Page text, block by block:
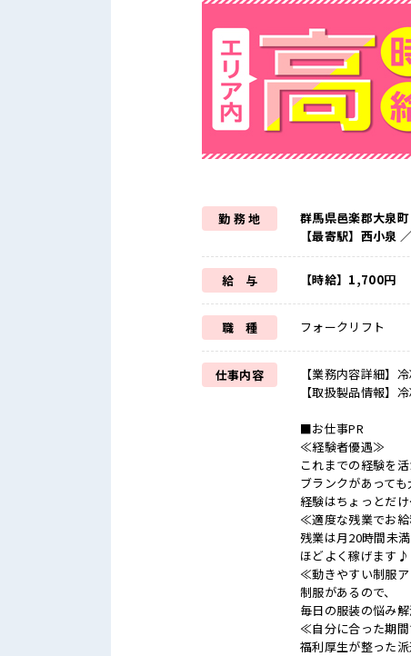
ログイン
勤 務 地
群馬県邑楽郡大泉町
【最寄駅】西小泉
給 与 【時給】1,700円
職 種 フォークリフト
仕事内容
【業務内容詳細】
【取扱製品情報】
■お仕事PR
≪経験者優遇≫
これまでの経験を
ブランクがあって
経験はちょっとだ
≪適度な残業でお
残業は月20時間未満
ほどよく稼げます♪
≪動きやすい制服
制服があるので、
毎日の服装の悩み
≪自分に合った期
福利厚生が整った